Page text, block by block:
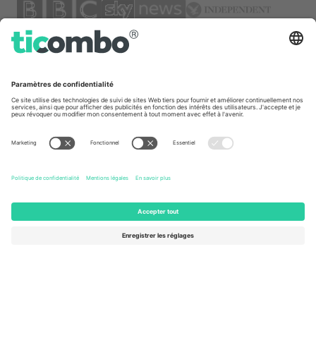
TixProtect
Programme d'affiliation
Comment ça marche
Centre d'information sur la Coupe
Nous contacter